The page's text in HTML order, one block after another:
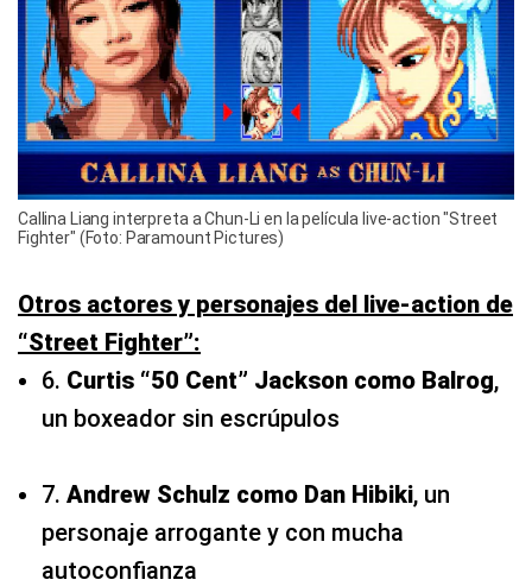
Callina Liang interpreta a Chun-Li en la película live-action "Street
Fighter" (Foto: Paramount Pictures)
Otros actores y personajes del live-action de
“Street Fighter”:
6. Curtis “50 Cent” Jackson como Balrog,
un boxeador sin escrúpulos
7. Andrew Schulz como Dan Hibiki, un
personaje arrogante y con mucha
autoconfianza